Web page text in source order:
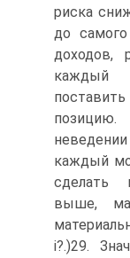
риска
до
доходов,
каждый
позицию.
каждый
сделать
выше,
i?.)29.